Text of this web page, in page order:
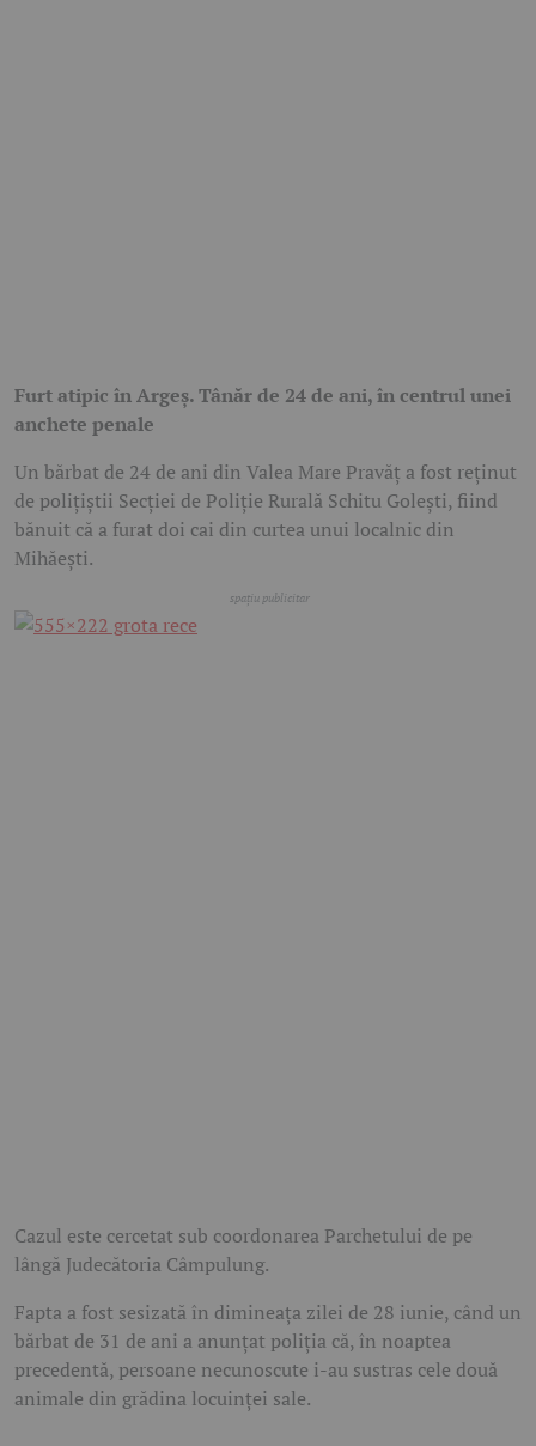
Furt atipic în Argeș. Tânăr de 24 de ani, în centrul unei
anchete penale
Un bărbat de 24 de ani din Valea Mare Pravăț a fost reținut
de polițiștii Secției de Poliție Rurală Schitu Golești, fiind
bănuit că a furat doi cai din curtea unui localnic din
Mihăești.
Cazul este cercetat sub coordonarea Parchetului de pe
lângă Judecătoria Câmpulung.
Fapta a fost sesizată în dimineața zilei de 28 iunie, când un
bărbat de 31 de ani a anunțat poliția că, în noaptea
precedentă, persoane necunoscute i-au sustras cele două
animale din grădina locuinței sale.